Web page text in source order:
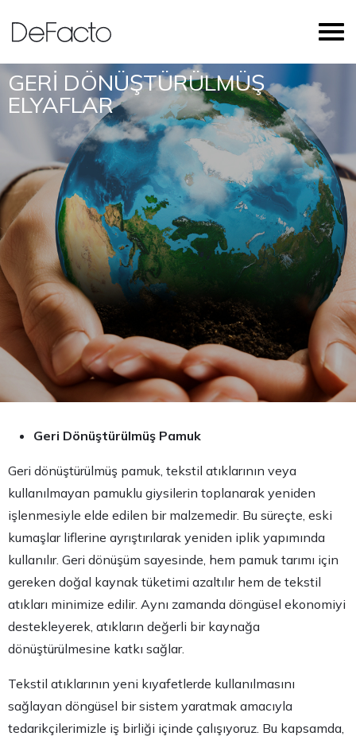
GERİ DÖNÜŞTÜRÜLMÜŞ
ELYAFLAR
Geri Dönüştürülmüş Pamuk
Geri dönüştürülmüş pamuk, tekstil atıklarının veya
kullanılmayan pamuklu giysilerin toplanarak yeniden
işlenmesiyle elde edilen bir malzemedir. Bu süreçte, eski
kumaşlar liflerine ayrıştırılarak yeniden iplik yapımında
kullanılır. Geri dönüşüm sayesinde, hem pamuk tarımı için
gereken doğal kaynak tüketimi azaltılır hem de tekstil
atıkları minimize edilir. Aynı zamanda döngüsel ekonomiyi
destekleyerek, atıkların değerli bir kaynağa
dönüştürülmesine katkı sağlar.
Tekstil atıklarının yeni kıyafetlerde kullanılmasını
sağlayan döngüsel bir sistem yaratmak amacıyla
tedarikçilerimizle iş birliği içinde çalışıyoruz. Bu kapsamda,